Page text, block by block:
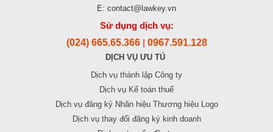
E: contact@lawkey.vn
Sử dụng dịch vụ:
(024) 665.65.366 0967.591.128
DỊCH VỤ ƯU TÚ
Dịch vụ thành lập Công ty
Dịch vụ Kế toán thuế
Dịch vụ đăng ký Nhãn hiệu Thương hiệu Logo
Dịch vụ thay đổi đăng ký kinh doanh